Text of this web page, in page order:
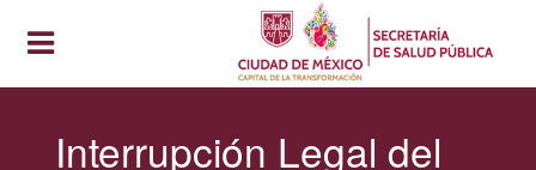
Interrupción Legal del